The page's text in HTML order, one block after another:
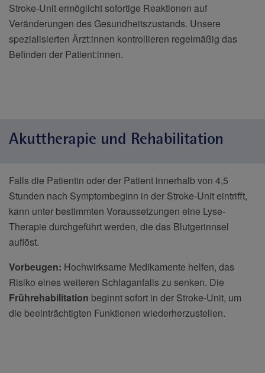
Stroke-Unit ermöglicht sofortige Reaktionen auf
Veränderungen des Gesundheitszustands. Unsere
spezialisierten Ärzt:innen kontrollieren regelmäßig das
Befinden der Patient:innen.
Akuttherapie und Rehabilitation
Falls die Patientin oder der Patient innerhalb von 4,5
Stunden nach Symptombeginn in der Stroke-Unit eintrifft,
kann unter bestimmten Voraussetzungen eine Lyse-
Therapie durchgeführt werden, die das Blutgerinnsel
auflöst.
Vorbeugen: Hochwirksame Medikamente helfen, das
Risiko eines weiteren Schlaganfalls zu senken. Die
Frührehabilitation beginnt sofort in der Stroke-Unit, um
die beeinträchtigten Funktionen wiederherzustellen.